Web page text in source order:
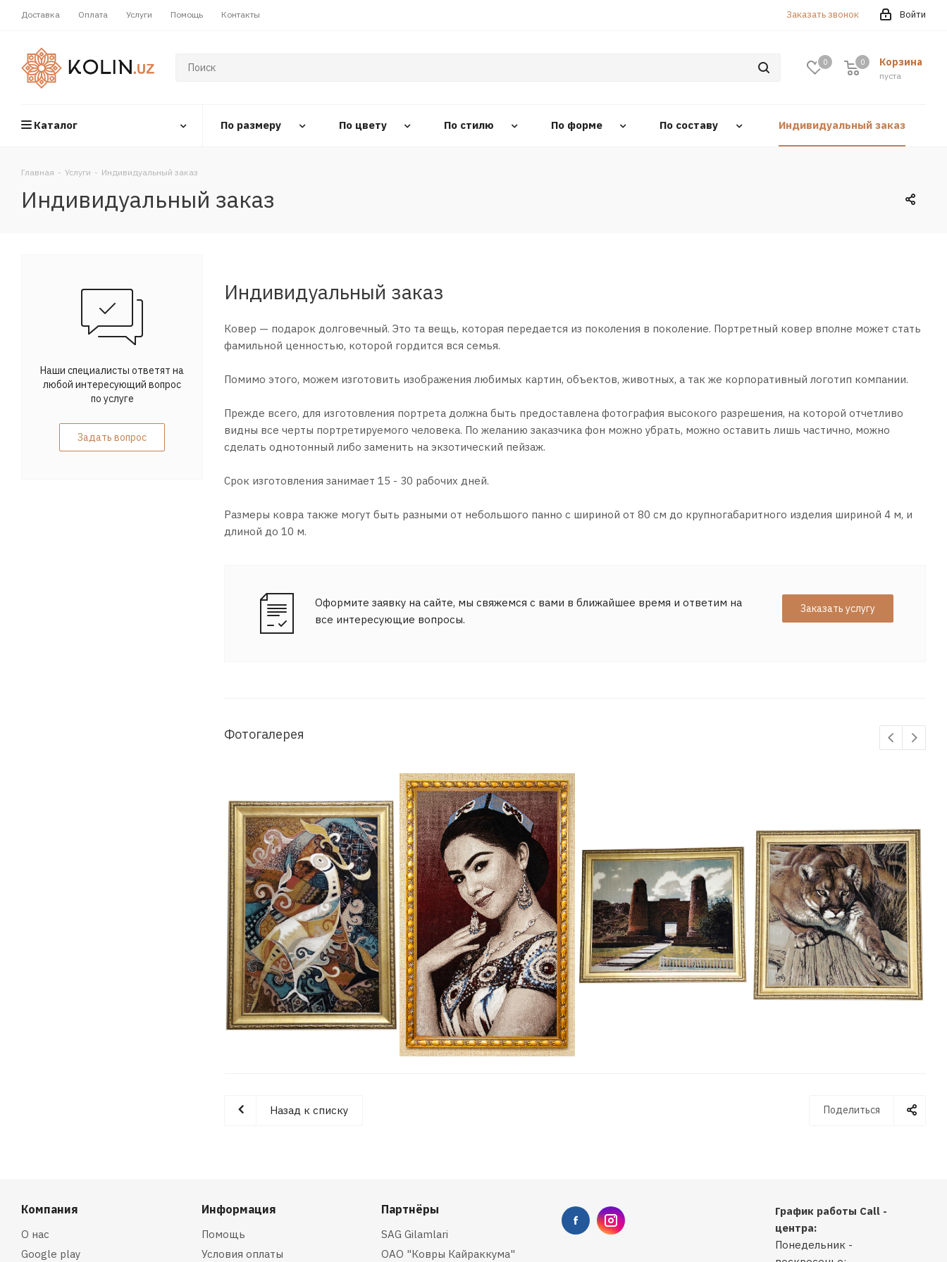
Доставка Оплата Услуги Помощь Контакты Войти
Заказать звонок
0 Корзина
0
пуста
0
Каталог По размеру По цвету По стилю По форме По составу Индивидуальный заказ
Главная - Услуги - Индивидуальный заказ
Индивидуальный заказ
Индивидуальный заказ
Ковер — подарок долговечный. Это та вещь, которая передается из поколения в поколение. Портретный ковер вполне может стать
фамильной ценностью, которой гордится вся семья.
Помимо этого, можем изготовить изображения любимых картин, объектов, животных, а так же корпоративный логотип компании.
Прежде всего, для изготовления портрета должна быть предоставлена фотография высокого разрешения, на которой отчетливо
видны все черты портретируемого человека. По желанию заказчика фон можно убрать, можно оставить лишь частично, можно
сделать однотонный либо заменить на экзотический пейзаж.
Срок изготовления занимает 15 - 30 рабочих дней.
Размеры ковра также могут быть разными от небольшого панно с шириной от 80 см до крупногабаритного изделия шириной 4 м, и
длиной до 10 м.
Оформите заявку на сайте, мы свяжемся с вами в ближайшее время и ответим на
все интересующие вопросы.
Заказать услугу
Фотогалерея
Поделиться
Назад к списку
Наши специалисты ответят на
любой интересующий вопрос
по услуге
Задать вопрос
Компания
О нас
Google play
Информация
Помощь
Условия оплаты
Партнёры
SAG Gilamlari
ОАО "Ковры Кайраккума"
График работы Call -
центра:
Понедельник -